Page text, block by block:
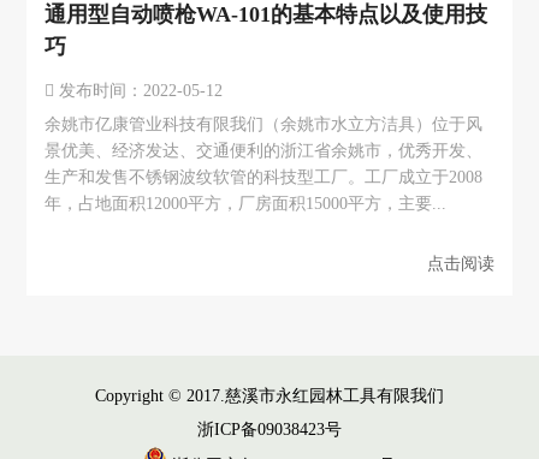
通用型自动喷枪WA-101的基本特点以及使用技
巧
发布时间：2022-05-12
余姚市亿康管业科技有限我们（余姚市水立方洁具）位于风
景优美、经济发达、交通便利的浙江省余姚市，优秀开发、
生产和发售不锈钢波纹软管的科技型工厂。工厂成立于2008
年，占地面积12000平方，厂房面积15000平方，主要...
点击阅读
Copyright © 2017.慈溪市永红园林工具有限我们
浙ICP备09038423号